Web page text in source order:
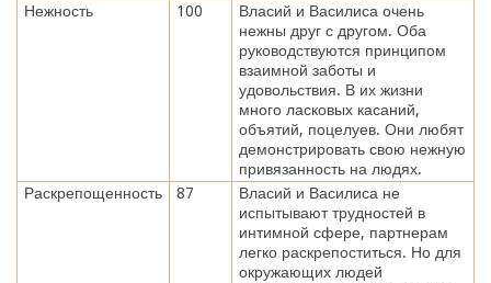
Нежность
100
Власий и Василиса очень
нежны друг с другом. Оба
руководствуются принципом
взаимной заботы и
удовольствия. В их жизни
много ласковых касаний,
объятий, поцелуев. Они любят
демонстрировать свою нежную
привязанность на людях.
Раскрепощенность
87
Власий и Василиса не
испытывают трудностей в
интимной сфере, партнерам
легко раскрепоститься. Но для
окружающих людей